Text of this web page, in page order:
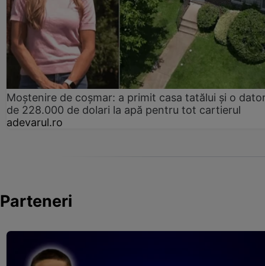
Moștenire de coșmar: a primit casa tatălui și o
de 228.000 de dolari la apă pentru tot cartierul
adevarul.ro
Parteneri